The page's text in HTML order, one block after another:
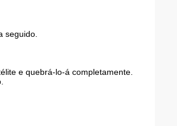
seguido.
e quebrá-lo-á completamente.